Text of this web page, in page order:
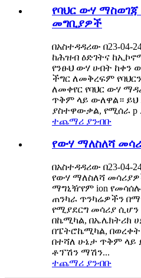
የባህር ውሃ
መግቢያዎች
በአስተዳዳሪው በ23-04-
ከሕዝብ ዕድገትና
የንፁህ ውሃ ሀብት ከቀን
ችግር ለመቅረፍም
ለመቀየር የባህር ውሃ
ጥቅም ላይ ውለዋል።
ያስተዋውቃል, የሚሰራ p
ተጨማሪ ያንብቡ
የውሃ ማለስለሻ
በአስተዳዳሪው በ23-04-
የውሃ ማለስለሻ
ማግኒዥየም ion
ጠንካራ ጥንካሬዎችን
የሚያደርግ መሳሪያ
በኬሚካል, በኤሌክትሪክ
በፔትሮኬሚካል,
በተሻለ ሁኔታ ጥቅም ላይ
ቶፕሽን ማሽን...
ተጨማሪ ያንብቡ